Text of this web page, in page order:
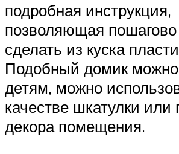
подробная инструкция,
позволяющая пошагово
сделать из куска
Подобный домик можно
детям, можно
качестве шкатулки или
декора помещения.